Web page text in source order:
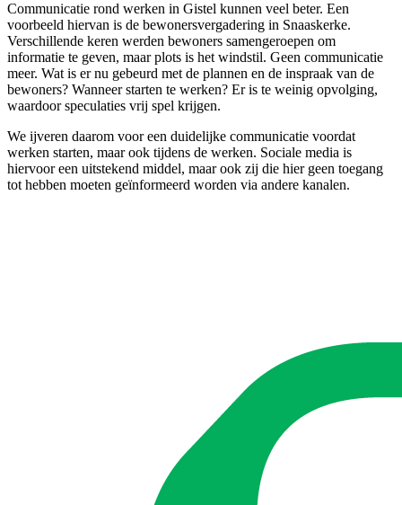
Communicatie rond werken in Gistel kunnen veel beter. Een
voorbeeld hiervan is de bewonersvergadering in Snaaskerke.
Verschillende keren werden bewoners samengeroepen om
informatie te geven, maar plots is het windstil. Geen communicatie
meer. Wat is er nu gebeurd met de plannen en de inspraak van de
bewoners? Wanneer starten te werken? Er is te weinig opvolging,
waardoor speculaties vrij spel krijgen.
We ijveren daarom voor een duidelijke communicatie voordat
werken starten, maar ook tijdens de werken. Sociale media is
hiervoor een uitstekend middel, maar ook zij die hier geen toegang
tot hebben moeten geïnformeerd worden via andere kanalen.